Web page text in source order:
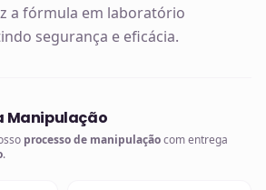
a fórmula em laboratório
segurança e eficácia.
Manipulação
processo de manipulaçãocom entrega
.